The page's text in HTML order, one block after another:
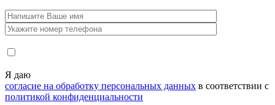
Я даю
согласие на обработку персональных данных в соответствии с
политикой конфиденциальности